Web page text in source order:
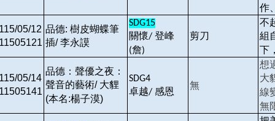
作
05/12 品德: 樹皮蝴蝶筆
插/ 李永謨
SDG15
關懷/ 登峰
(詹)
剪刀
不
組
下
05/14
品德：聲優之夜：
聲音的藝術/ 大貍
(本名:楊子漠)
SDG4
卓越/ 感恩
無
想
大
線
無